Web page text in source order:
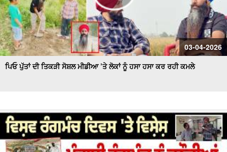
03-04-2026
ਪਿਓ ਪੁੱਤਾਂ ਦੀ ਤਿਕੜੀ ਸੋਸ਼ਲ ਮੀਡੀਆ ’ਤੇ ਲੋਕਾਂ ਨੂੰ ਹਸਾ ਹਸਾ ਕਰ ਰਹੀ ਕਮਲੇ